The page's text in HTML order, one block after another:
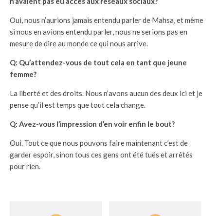
Oui, nous n’aurions jamais entendu parler de Mahsa, et même
si nous en avions entendu parler, nous ne serions pas en
mesure de dire au monde ce qui nous arrive.
Q: Qu’attendez-vous de tout cela en tant que jeune
femme?
La liberté et des droits. Nous n’avons aucun des deux ici et je
pense qu’il est temps que tout cela change.
Q: Avez-vous l’impression d’en voir enfin le bout?
Oui. Tout ce que nous pouvons faire maintenant c’est de
garder espoir, sinon tous ces gens ont été tués et arrêtés
pour rien.